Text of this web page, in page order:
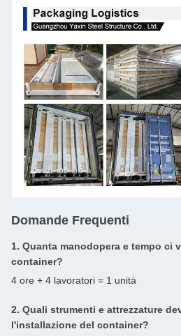
Domande Frequenti
1. Quanta manodopera e tempo ci
container?
4 ore + 4 lavoratori = 1 unità
2. Quali strumenti e attrezzature
l'installazione del container?